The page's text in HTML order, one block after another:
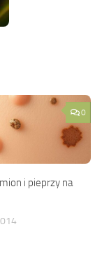
0
i pieprzy na